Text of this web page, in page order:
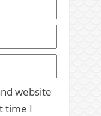
website
time I